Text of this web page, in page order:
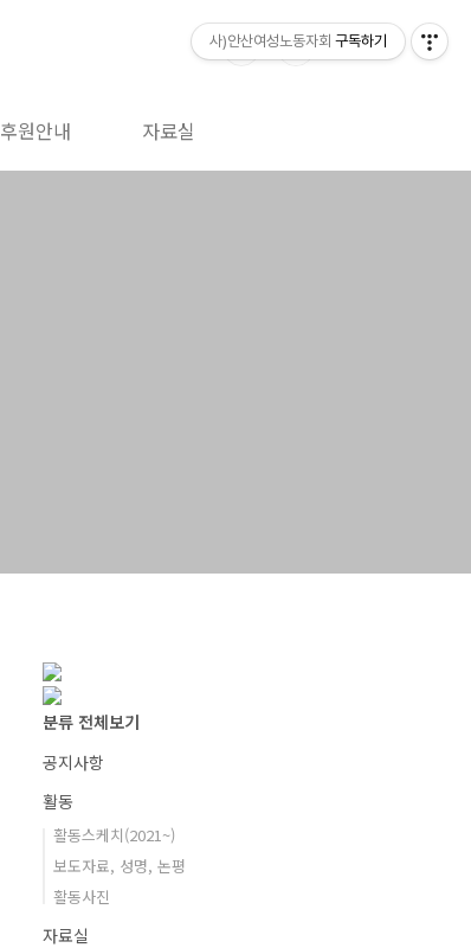
후원안내 자료실
분류 전체보기
공지사항
활동
활동스케치(2021~)
보도자료, 성명, 논평
활동사진
자료실
사)안산여성노동자회 구독하기